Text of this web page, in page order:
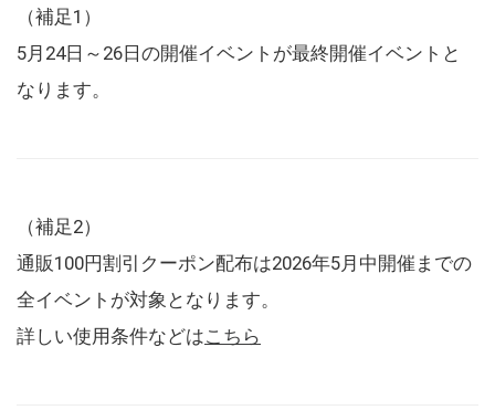
（補足1）
5月24日～26日の開催イベントが最終開催イベントと
なります。
（補足2）
通販100円割引クーポン配布は2026年5月中開催までの
全イベントが対象となります。
詳しい使用条件などはこちら